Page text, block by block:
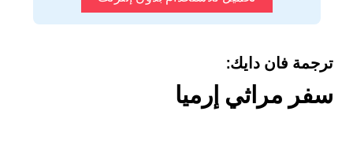
ترجمة فان دايك:
سفر مراثي إرميا